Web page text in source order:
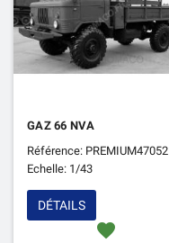
GAZ 66 NVA
Référence: PREMIUM47052
Echelle: 1/43
favorite
DÉTAILS